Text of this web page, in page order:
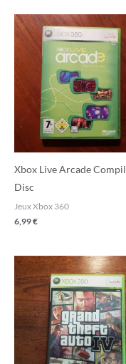
Xbox Live Arcade
Disc
Jeux Xbox 360
6,99€